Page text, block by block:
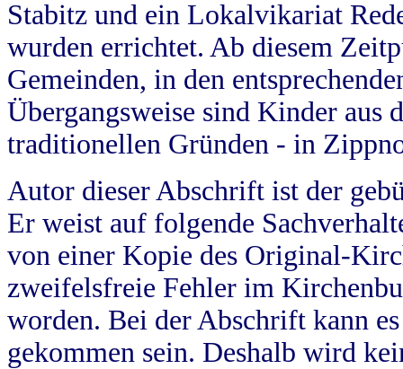
Stabitz und ein Lokalvikariat
wurden errichtet. Ab diesem
Gemeinden, in den
Übergangsweise sind Kinder aus
traditionellen Gründen - in
Autor dieser Abschrift ist der
Er weist auf folgende
von einer Kopie des Original-
zweifelsfreie Fehler im
worden. Bei der Abschrift kann
gekommen sein. Deshalb wird